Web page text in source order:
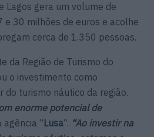
Lagos gera um volume de
e 30 milhões de euros e acolhe
cerca de 1.350 pessoas.
da Região de Turismo do
o investimento como
do turismo náutico da região.
enorme potencial de
agência “ Lusa“. “Ao investir na